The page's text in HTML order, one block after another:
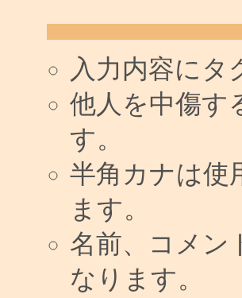
入力内容にタ
他人を中傷す
す。
半角カナは使
ます。
名前、コメン
なります。